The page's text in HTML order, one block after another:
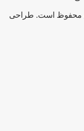
محفوظ است. طراحی